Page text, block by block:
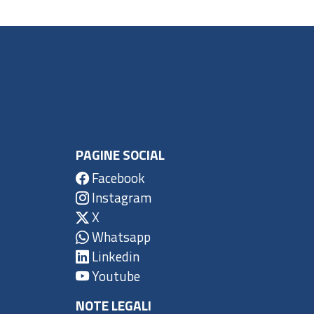
PAGINE SOCIAL
Facebook
Instagram
X
Whatsapp
Linkedin
Youtube
NOTE LEGALI